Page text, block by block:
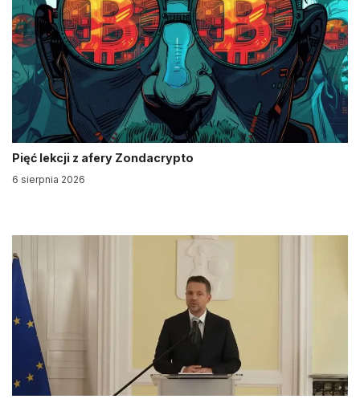
Pięć lekcji z afery Zondacrypto
6 sierpnia 2026